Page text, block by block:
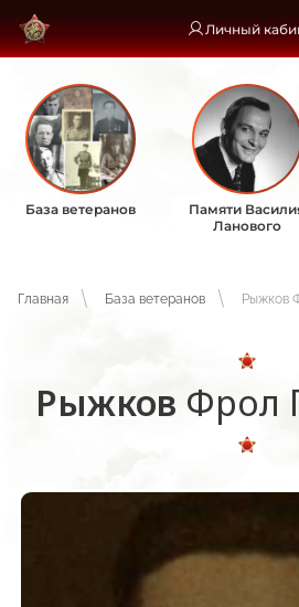
Личный
База ветеранов
Памяти
Ланового
Главная База ветеранов Рыжков
Рыжков Фрол